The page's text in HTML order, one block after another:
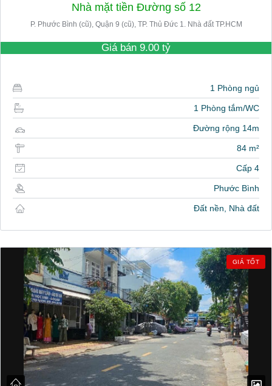
Nhà mặt tiền Đường số 12
P. Phước Bình (cũ), Quận 9 (cũ), TP. Thủ Đức 1. Nhà đất TP.HCM
Giá bán 9.00 tỷ
1 Phòng ngủ
1 Phòng tắm/WC
Đường rộng 14m
84 m²
Cấp 4
Phước Bình
Đất nền, Nhà đất
GIÁ TỐT